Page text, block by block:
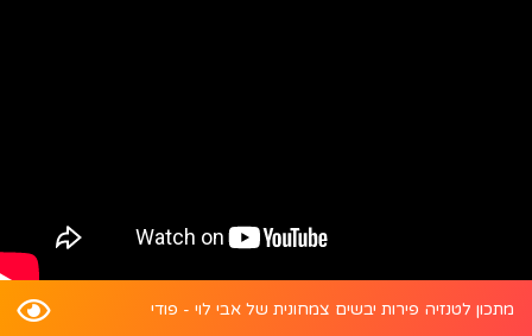
מתכון לטנזיה פירות יבשים צמחונית של אבי לוי - פודי